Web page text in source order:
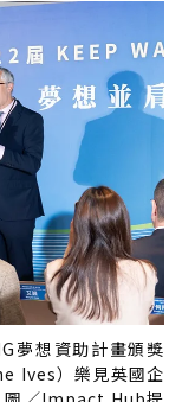
夢想資助計畫頒獎
Ives）樂見英國企